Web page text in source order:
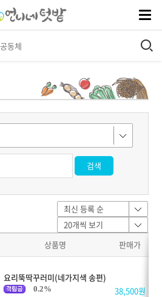
상품명 판매가
요리뚝딱꾸러미(네가지색 송편)
0.2% 38,500원